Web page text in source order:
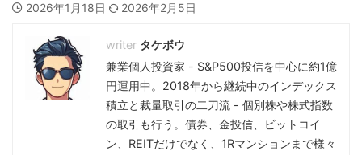
2026年1月18日 2026年2月5日
タケボウ
兼業個人投資家 - S&P500投信を中心に約1億
円運用中。2018年から継続中のインデックス
積立と裁量取引の二刀流 - 個別株や株式指数
の取引も行う。債券、金投信、ビットコイ
ン、REITだけでなく、1Rマンションまで様々